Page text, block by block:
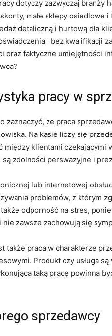
dotyczy zazwyczaj branży
małe sklepy osiedlowe
detaliczną i hurtową dla
i bez kwalifikacji
oraz faktyczne umiejętności
pracy w
zaznaczyć, że praca
Na kasie liczy się
między klientami
zdolności perswazyjne i
lub internetowej
problemów, z którym
odporność na stres,
nie zawsze zachowują się
także praca w charakterze
Produkt czy usługa
taką pracę powinna
sprzedawcy